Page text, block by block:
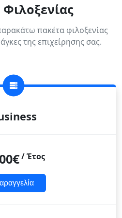
πακέτα φιλοξενίας
της επιχείρησης σας.
/ Έτος